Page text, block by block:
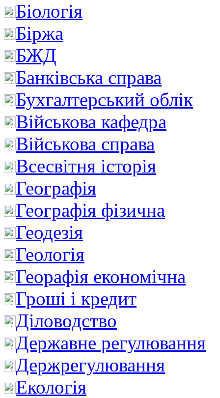
Біологія
Біржа
БЖД
Банківська справа
Бухгалтерський облік
Військова кафедра
Військова справа
Всесвітня історія
Географія
Географія фізична
Геодезія
Геологія
Георафія економічна
Гроші і кредит
Діловодство
Державне регулювання
Держрегулювання
Екологія